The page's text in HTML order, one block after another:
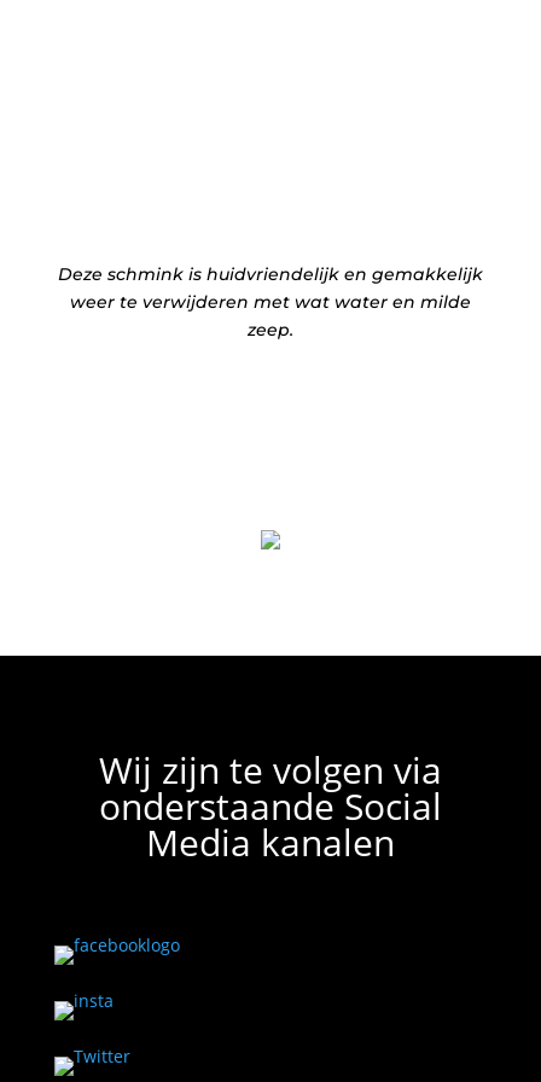
Deze schmink is huidvriendelijk en gemakkelijk
weer te verwijderen met wat water en milde
zeep.
Wij zijn te volgen via
onderstaande Social
Media kanalen